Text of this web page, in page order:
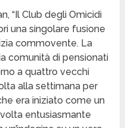
“Il Club degli Omicidi
una singolare fusione
commovente. La
comunità di pensionati
a quattro vecchi
alla settimana per
era iniziato come un
entusiasmante